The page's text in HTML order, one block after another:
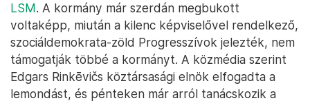
LSM. A kormány már szerdán megbukott
voltaképp, miután a kilenc képviselővel rendelkező,
szociáldemokrata-zöld Progresszívok jelezték, nem
támogatják többé a kormányt. A közmédia szerint
Edgars Rinkēvičs köztársasági elnök elfogadta a
lemondást, és pénteken már arról tanácskozik a